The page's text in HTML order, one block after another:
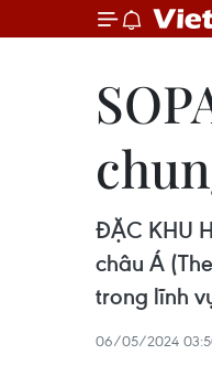
ĐẶC KHU
châu Á
trong lĩnh
06/05/2024